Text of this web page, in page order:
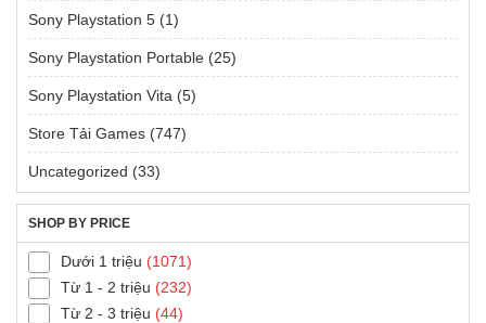
Sony Playstation 5 (1)
Sony Playstation Portable (25)
Sony Playstation Vita (5)
Store Tải Games (747)
Uncategorized (33)
SHOP BY PRICE
Dưới 1 triệu (1071)
Từ 1 - 2 triệu (232)
Từ 2 - 3 triệu (44)